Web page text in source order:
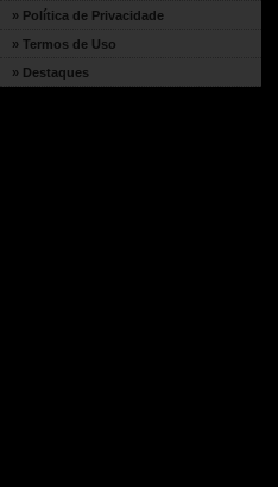
» Política de Privacidade
» Termos de Uso
» Destaques